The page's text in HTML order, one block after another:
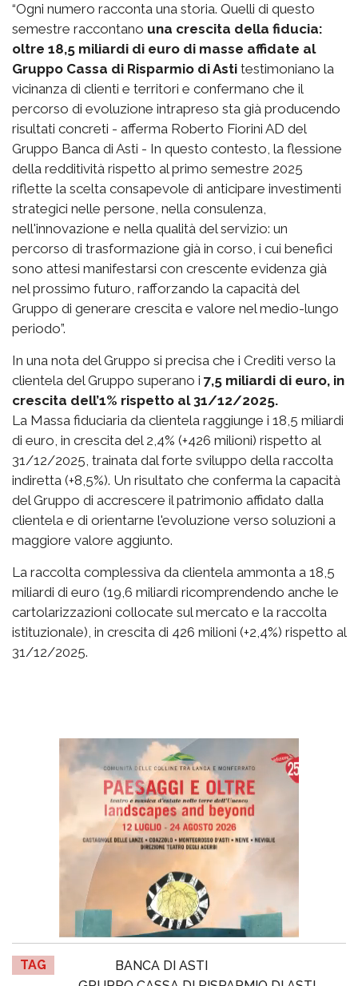
“Ogni numero racconta una storia. Quelli di questo
semestre raccontano una crescita della fiducia:
oltre 18,5 miliardi di euro di masse affidate al
Gruppo Cassa di Risparmio di Asti testimoniano la
vicinanza di clienti e territori e confermano che il
percorso di evoluzione intrapreso sta già producendo
risultati concreti - afferma Roberto Fiorini AD del
Gruppo Banca di Asti - In questo contesto, la flessione
della redditività rispetto al primo semestre 2025
riflette la scelta consapevole di anticipare investimenti
strategici nelle persone, nella consulenza,
nell'innovazione e nella qualità del servizio: un
percorso di trasformazione già in corso, i cui benefici
sono attesi manifestarsi con crescente evidenza già
nel prossimo futuro, rafforzando la capacità del
Gruppo di generare crescita e valore nel medio-lungo
periodo”.
In una nota del Gruppo si precisa che i Crediti verso la
clientela del Gruppo superano i 7,5 miliardi di euro, in
crescita dell’1% rispetto al 31/12/2025.
La Massa fiduciaria da clientela raggiunge i 18,5 miliardi
di euro, in crescita del 2,4% (+426 milioni) rispetto al
31/12/2025, trainata dal forte sviluppo della raccolta
indiretta (+8,5%). Un risultato che conferma la capacità
del Gruppo di accrescere il patrimonio affidato dalla
clientela e di orientarne l'evoluzione verso soluzioni a
maggiore valore aggiunto.
La raccolta complessiva da clientela ammonta a 18,5
miliardi di euro (19,6 miliardi ricomprendendo anche le
cartolarizzazioni collocate sul mercato e la raccolta
istituzionale), in crescita di 426 milioni (+2,4%) rispetto al
31/12/2025.
TAG
BANCA DI ASTI